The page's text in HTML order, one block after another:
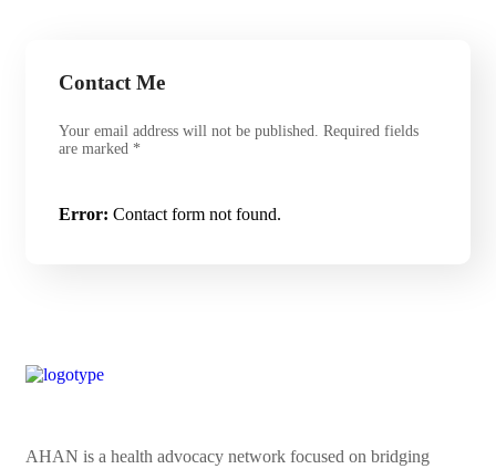
Contact Me
Your email address will not be published. Required fields
are marked *
Error: Contact form not found.
AHAN is a health advocacy network focused on bridging